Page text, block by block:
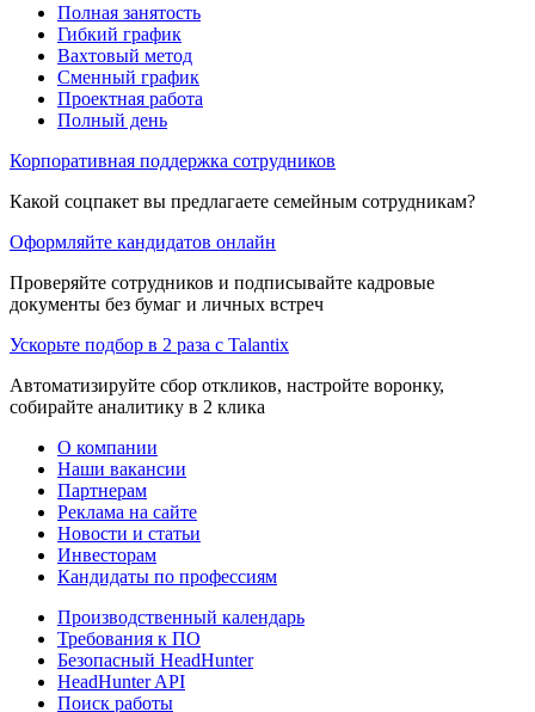
Полная занятость
Гибкий график
Вахтовый метод
Сменный график
Проектная работа
Полный день
Корпоративная поддержка сотрудников
Какой соцпакет вы предлагаете семейным сотрудникам?
Оформляйте кандидатов онлайн
Проверяйте сотрудников и подписывайте кадровые
документы без бумаг и личных встреч
Ускорьте подбор в 2 раза с Talantix
Автоматизируйте сбор откликов, настройте воронку,
собирайте аналитику в 2 клика
О компании
Наши вакансии
Партнерам
Реклама на сайте
Новости и статьи
Инвесторам
Кандидаты по профессиям
Производственный календарь
Требования к ПО
Безопасный HeadHunter
HeadHunter API
Поиск работы